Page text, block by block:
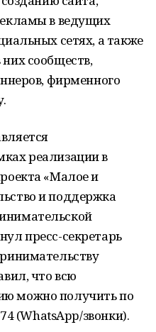
в ведущих
сетях, а также
сообществ,
фирменного
реализации в
«Малое и
и поддержка
пресс-секретарь
что всю
можно получить по
(WhatsApp/звонки).